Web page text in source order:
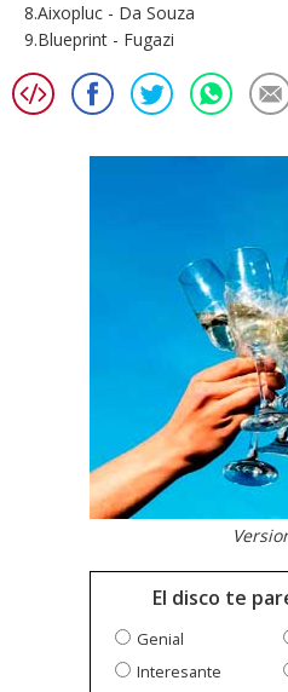
8.Aixopluc - Da Souza
9.Blueprint - Fugazi
El disco te
Genial
Interesante